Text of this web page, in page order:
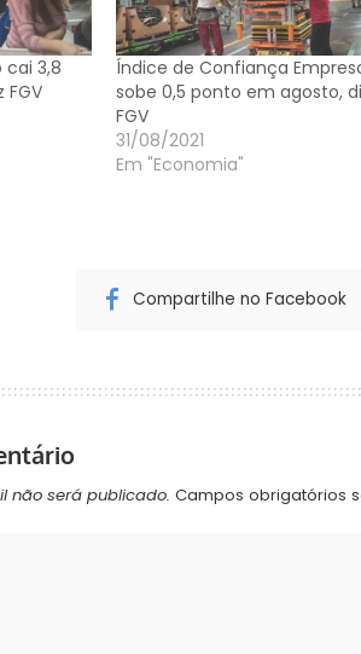
3,8
Índice de Confiança
sobe 0,5 ponto em agosto,
FGV
31/08/2021
Em "Economia"
Compartilhe no Facebook
não será publicado. Campos obrigatórios